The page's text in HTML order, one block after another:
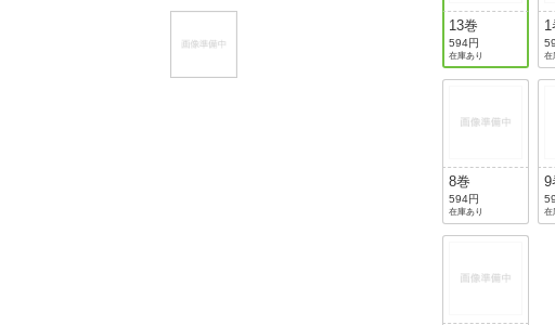
13巻
594円
在庫あり
1
在
8巻
594円
在庫あり
9
在